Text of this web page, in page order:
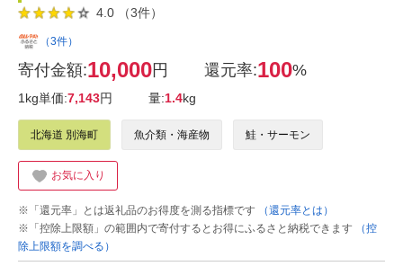
4.0 （3件）
（3件）
寄付金額:10,000円 還元率:100%
1kg単価:7,143円 量:1.4kg
北海道 別海町 魚介類・海産物 鮭・サーモン
お気に入り
※「還元率」とは返礼品のお得度を測る指標です
（還元率とは）
※「控除上限額」の範囲内で寄付するとお得にふるさと納税できます
（控
除上限額を調べる）